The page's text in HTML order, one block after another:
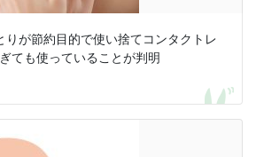
りが節約目的で使い捨てコンタクトレ
ても使っていることが判明